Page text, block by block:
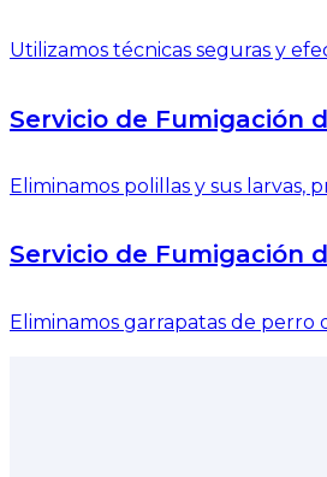
Utilizamos técnicas seguras y
Servicio de Fumigación
Eliminamos polillas y sus larvas,
Servicio de Fumigación
Eliminamos garrapatas de perro